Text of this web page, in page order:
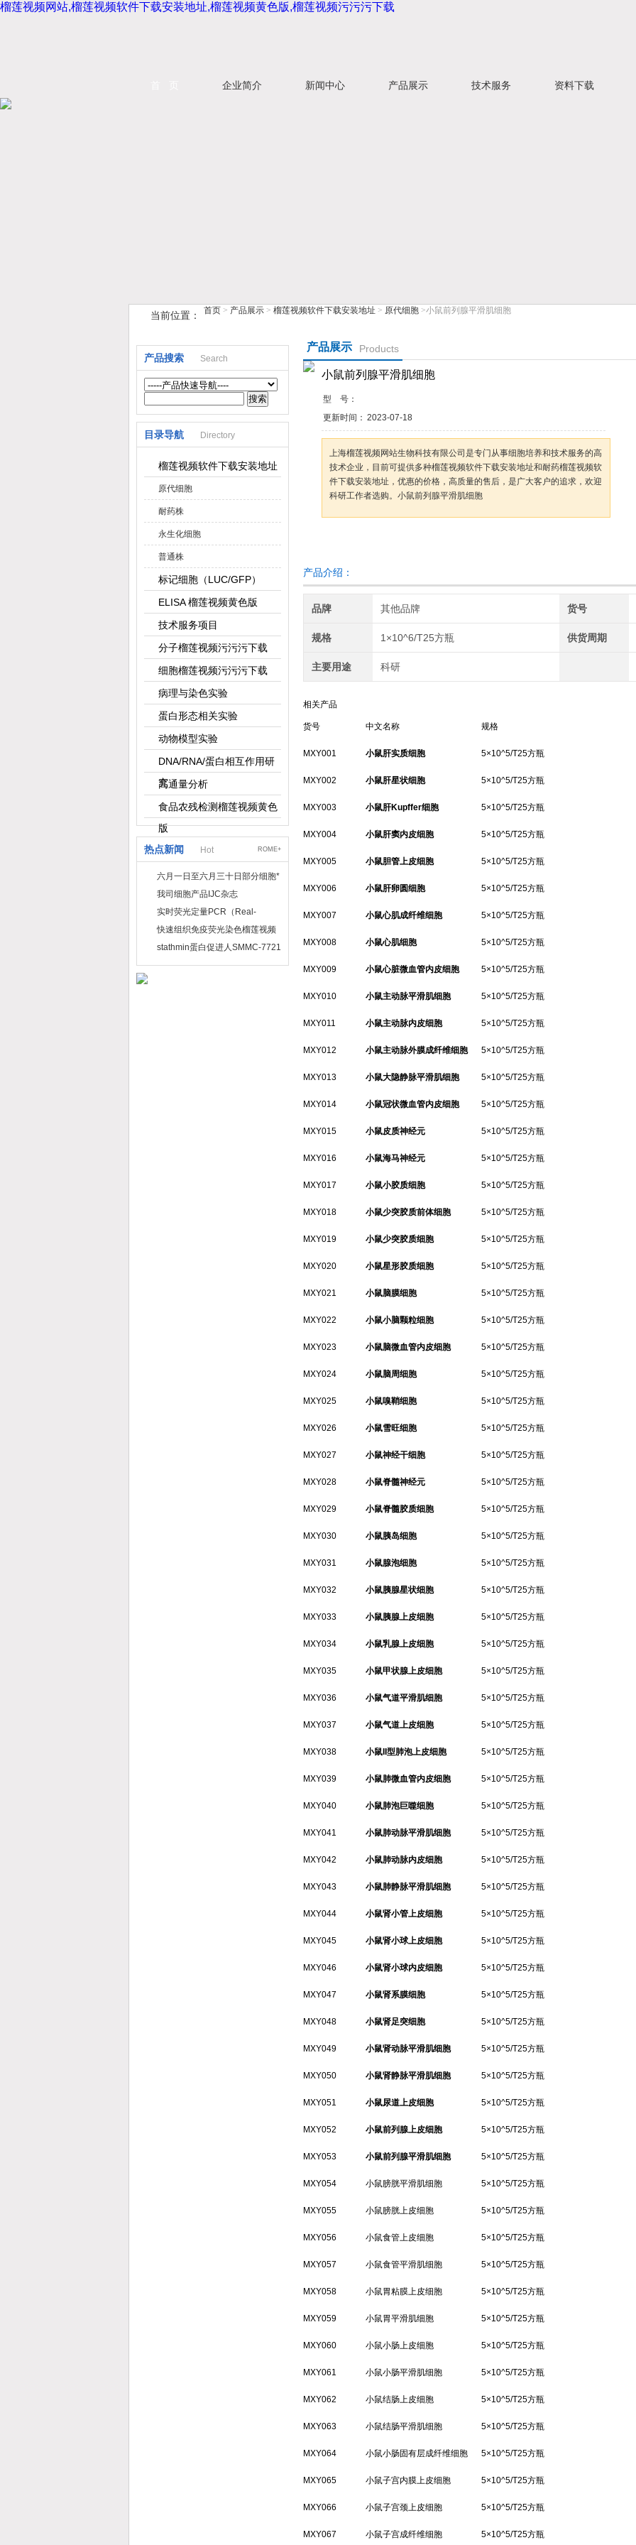
榴莲视频网站,榴莲视频软件下载安装地址,榴莲视频黄色版,榴莲视频污污污下载
上海榴莲视频网站生物科技有限公司
企业简介 新闻中心 产品展示 技术服务 资料下载
当前位置： 首页 > 产品展示 > 榴莲视频软件下载安装地址 > 原代细胞 >小鼠前列腺平滑肌细胞
产品搜索 Search
目录导航 Directory
榴莲视频软件下载安装地址
原代细胞
耐药株
永生化细胞
普通株
标记细胞（LUC/GFP）
ELISA 榴莲视频黄色版
技术服务项目
分子榴莲视频污污污下载
细胞榴莲视频污污污下载
病理与染色实验
蛋白形态相关实验
动物模型实验
DNA/RNA/蛋白相互作用研
究
高通量分析
食品农残检测榴莲视频黄色
版
热点新闻
Hot ROME+
六月一日至六月三十日部分细胞*
我司细胞产品IJC杂志
实时荧光定量PCR（Real-
TimePCR）实验流程
快速组织免疫荧光染色榴莲视频
黄色版
stathmin蛋白促进人SMMC-7721
产品展示 Products
小鼠前列腺平滑肌细胞
型 号：
更新时间： 2023-07-18
上海榴莲视频网站生物科技有限公司是专门从事细胞培养和技术服务的高
技术企业，目前可提供多种榴莲视频软件下载安装地址和耐药榴莲视频软
件下载安装地址，优惠的价格，高质量的售后，是广大客户的追求，欢迎
科研工作者选购。小鼠前列腺平滑肌细胞
产品介绍：
品牌 其他品牌 货号
规格 1×10^6/T25方瓶 供货周期
主要用途 科研
相关产品
货号 中文名称 规格
MXY001 小鼠肝实质细胞 5×10^5/T25方瓶
MXY002 小鼠肝星状细胞 5×10^5/T25方瓶
MXY003 小鼠肝Kupffer细胞 5×10^5/T25方瓶
MXY004 小鼠肝窦内皮细胞 5×10^5/T25方瓶
MXY005 小鼠胆管上皮细胞 5×10^5/T25方瓶
MXY006 小鼠肝卵圆细胞 5×10^5/T25方瓶
MXY007 小鼠心肌成纤维细胞 5×10^5/T25方瓶
MXY008 小鼠心肌细胞 5×10^5/T25方瓶
MXY009 小鼠心脏微血管内皮细胞 5×10^5/T25方瓶
MXY010 小鼠主动脉平滑肌细胞 5×10^5/T25方瓶
MXY011 小鼠主动脉内皮细胞 5×10^5/T25方瓶
MXY012 小鼠主动脉外膜成纤维细胞 5×10^5/T25方瓶
MXY013 小鼠大隐静脉平滑肌细胞 5×10^5/T25方瓶
MXY014 小鼠冠状微血管内皮细胞 5×10^5/T25方瓶
MXY015 小鼠皮质神经元 5×10^5/T25方瓶
MXY016 小鼠海马神经元 5×10^5/T25方瓶
MXY017 小鼠小胶质细胞 5×10^5/T25方瓶
MXY018 小鼠少突胶质前体细胞 5×10^5/T25方瓶
MXY019 小鼠少突胶质细胞 5×10^5/T25方瓶
MXY020 小鼠星形胶质细胞 5×10^5/T25方瓶
MXY021 小鼠脑膜细胞 5×10^5/T25方瓶
MXY022 小鼠小脑颗粒细胞 5×10^5/T25方瓶
MXY023 小鼠脑微血管内皮细胞 5×10^5/T25方瓶
MXY024 小鼠脑周细胞 5×10^5/T25方瓶
MXY025 小鼠嗅鞘细胞 5×10^5/T25方瓶
MXY026 小鼠雪旺细胞 5×10^5/T25方瓶
MXY027 小鼠神经干细胞 5×10^5/T25方瓶
MXY028 小鼠脊髓神经元 5×10^5/T25方瓶
MXY029 小鼠脊髓胶质细胞 5×10^5/T25方瓶
MXY030 小鼠胰岛细胞 5×10^5/T25方瓶
MXY031 小鼠腺泡细胞 5×10^5/T25方瓶
MXY032 小鼠胰腺星状细胞 5×10^5/T25方瓶
MXY033 小鼠胰腺上皮细胞 5×10^5/T25方瓶
MXY034 小鼠乳腺上皮细胞 5×10^5/T25方瓶
MXY035 小鼠甲状腺上皮细胞 5×10^5/T25方瓶
MXY036 小鼠气道平滑肌细胞 5×10^5/T25方瓶
MXY037 小鼠气道上皮细胞 5×10^5/T25方瓶
MXY038 小鼠II型肺泡上皮细胞 5×10^5/T25方瓶
MXY039 小鼠肺微血管内皮细胞 5×10^5/T25方瓶
MXY040 小鼠肺泡巨噬细胞 5×10^5/T25方瓶
MXY041 小鼠肺动脉平滑肌细胞 5×10^5/T25方瓶
MXY042 小鼠肺动脉内皮细胞 5×10^5/T25方瓶
MXY043 小鼠肺静脉平滑肌细胞 5×10^5/T25方瓶
MXY044 小鼠肾小管上皮细胞 5×10^5/T25方瓶
MXY045 小鼠肾小球上皮细胞 5×10^5/T25方瓶
MXY046 小鼠肾小球内皮细胞 5×10^5/T25方瓶
MXY047 小鼠肾系膜细胞 5×10^5/T25方瓶
MXY048 小鼠肾足突细胞 5×10^5/T25方瓶
MXY049 小鼠肾动脉平滑肌细胞 5×10^5/T25方瓶
MXY050 小鼠肾静脉平滑肌细胞 5×10^5/T25方瓶
MXY051 小鼠尿道上皮细胞 5×10^5/T25方瓶
MXY052 小鼠前列腺上皮细胞 5×10^5/T25方瓶
MXY053 小鼠前列腺平滑肌细胞 5×10^5/T25方瓶
MXY054 小鼠膀胱平滑肌细胞 5×10^5/T25方瓶
MXY055 小鼠膀胱上皮细胞 5×10^5/T25方瓶
MXY056 小鼠食管上皮细胞 5×10^5/T25方瓶
MXY057 小鼠食管平滑肌细胞 5×10^5/T25方瓶
MXY058 小鼠胃粘膜上皮细胞 5×10^5/T25方瓶
MXY059 小鼠胃平滑肌细胞 5×10^5/T25方瓶
MXY060 小鼠小肠上皮细胞 5×10^5/T25方瓶
MXY061 小鼠小肠平滑肌细胞 5×10^5/T25方瓶
MXY062 小鼠结肠上皮细胞 5×10^5/T25方瓶
MXY063 小鼠结肠平滑肌细胞 5×10^5/T25方瓶
MXY064 小鼠小肠固有层成纤维细胞 5×10^5/T25方瓶
MXY065 小鼠子宫内膜上皮细胞 5×10^5/T25方瓶
MXY066 小鼠子宫颈上皮细胞 5×10^5/T25方瓶
MXY067 小鼠子宫成纤维细胞 5×10^5/T25方瓶